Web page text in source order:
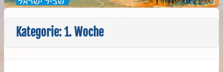
Kategorie:1. Woche